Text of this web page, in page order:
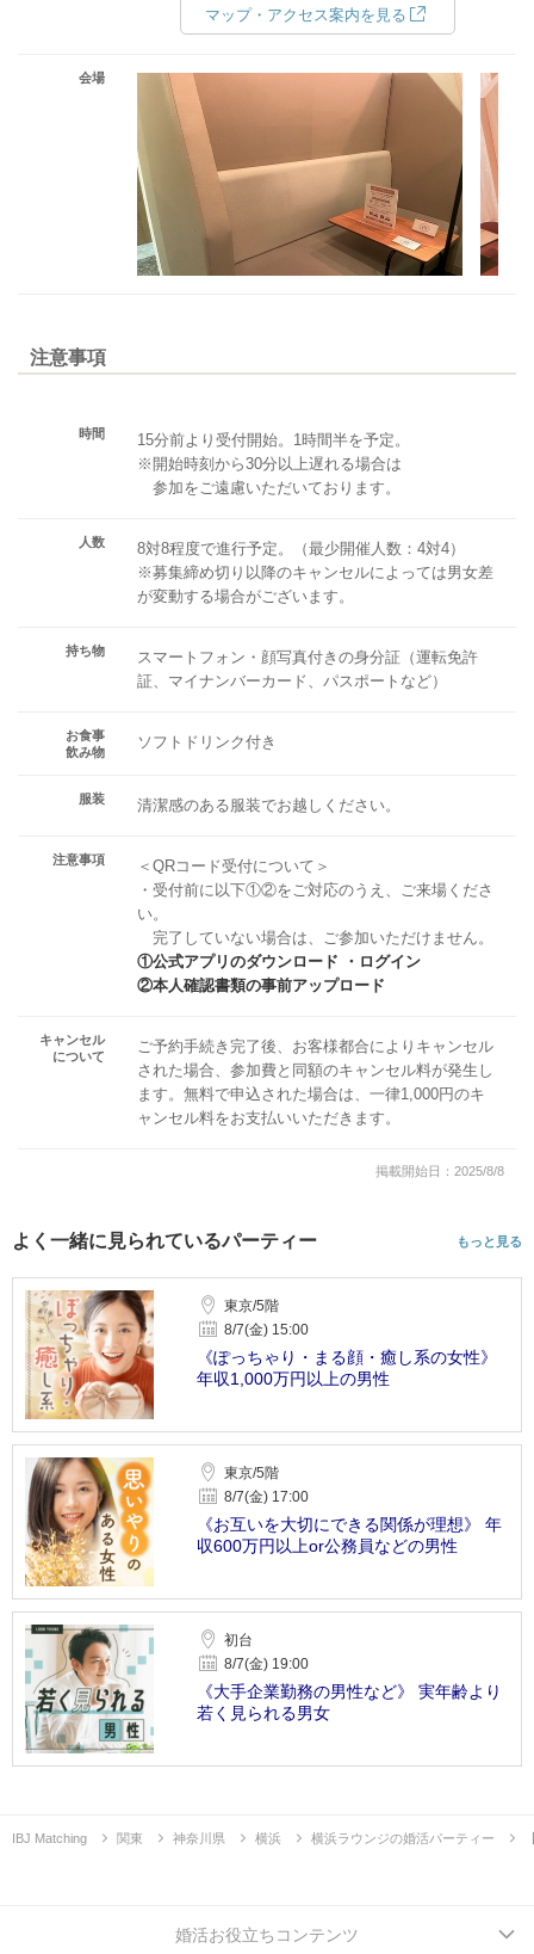
マップ・アクセス案内を見る
会場
注意事項
時間
15分前より受付開始。1時間半を予定。
※開始時刻から30分以上遅れる場合は
参加をご遠慮いただいております。
人数
8対8程度で進行予定。（最少開催人数：4対4）
※募集締め切り以降のキャンセルによっては男女差
が変動する場合がございます。
持ち物
スマートフォン・顔写真付きの身分証（運転免許
証、マイナンバーカード、パスポートなど）
お食事
飲み物
ソフトドリンク付き
服装 清潔感のある服装でお越しください。
注意事項
＜QRコード受付について＞
・受付前に以下①②をご対応のうえ、ご来場くださ
い。
完了していない場合は、ご参加いただけません。
①公式アプリのダウンロード ・ログイン
②本人確認書類の事前アップロード
キャンセル
について
ご予約手続き完了後、お客様都合によりキャンセル
された場合、参加費と同額のキャンセル料が発生し
ます。無料で申込された場合は、一律1,000円のキ
ャンセル料をお支払いいただきます。
掲載開始日：2025/8/8
よく一緒に見られているパーティー もっと見る
東京/5階
8/7(金) 15:00
《ぽっちゃり・まる顔・癒し系の女性》
年収1,000万円以上の男性
東京/5階
8/7(金) 17:00
《お互いを大切にできる関係が理想》 年
収600万円以上or公務員などの男性
初台
8/7(金) 19:00
《大手企業勤務の男性など》 実年齢より
若く見られる男女
IBJ Matching 関東 神奈川県 横浜 横浜ラウンジの婚活パーティー
婚活お役立ちコンテンツ